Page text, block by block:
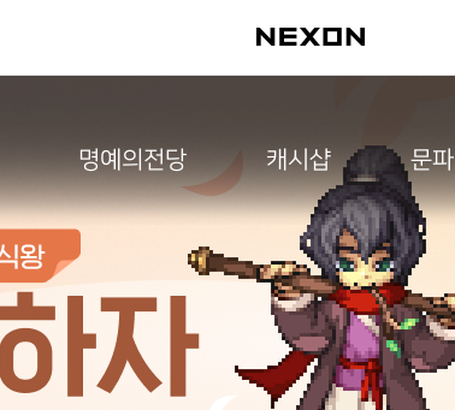
명예의전당 캐시샵 문파